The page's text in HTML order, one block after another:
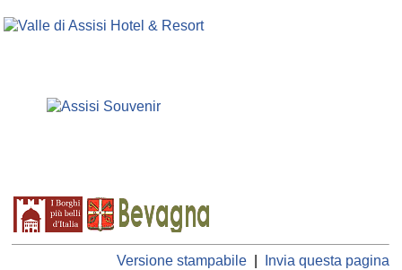
Versione stampabile Invia questa pagina